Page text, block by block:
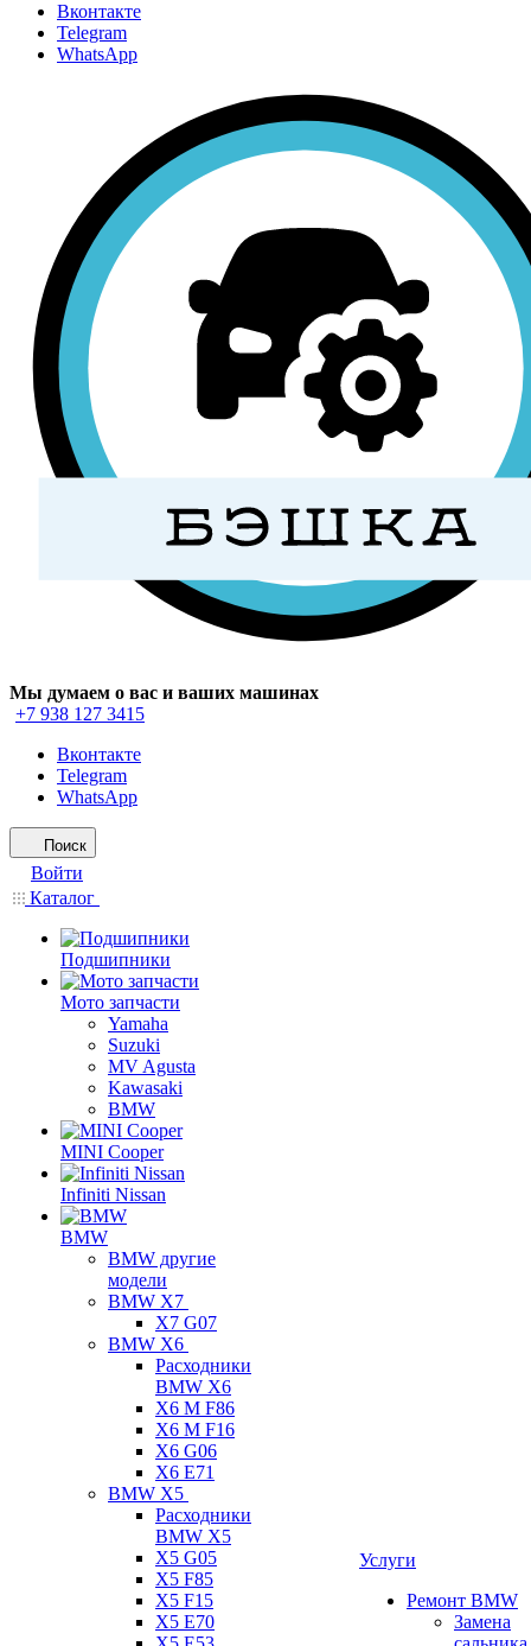
Вконтакте
Telegram
WhatsApp
Мы думаем о вас и ваших машинах
+7 938 127 3415
Вконтакте
Telegram
WhatsApp
Поиск
Войти
Каталог
Подшипники
Мото запчасти
Yamaha
Suzuki
MV Agusta
Kawasaki
BMW
MINI Cooper
Infiniti Nissan
BMW
BMW другие
модели
BMW X7
X7 G07
BMW X6
Расходники
BMW X6
X6 M F86
X6 M F16
X6 G06
X6 E71
BMW X5
Расходники
BMW X5
X5 G05
X5 F85
X5 F15
X5 E70
Услуги
Ремонт BMW
Замена